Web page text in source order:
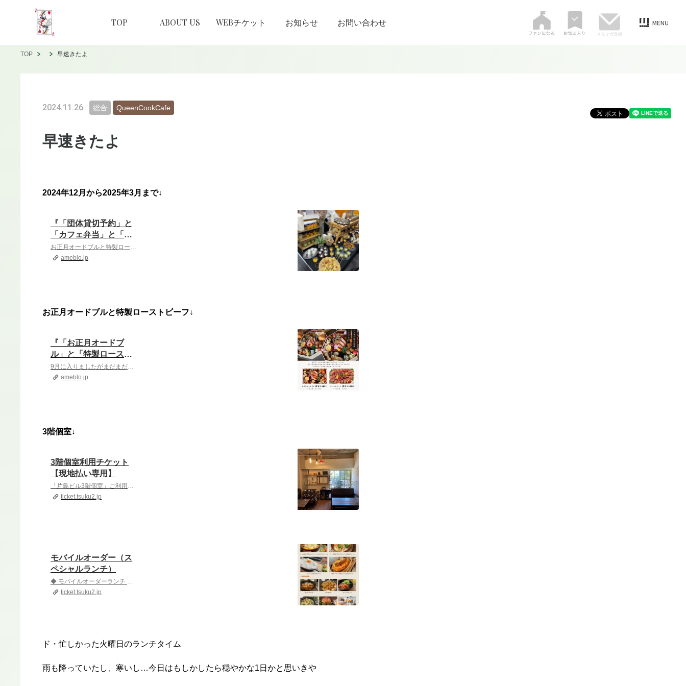
TOP ABOUT US WEBチケット お知らせ お問い合わせ
TOP 早速きたよ
2024.11.26 総合 QueenCookCafe
早速きたよ
2024年12月から2025年3月まで↓
『「団体貸切予約」と
「カフェ弁当」と「出
張ケータリング」』
お正月オードブルと特製ローストビーフ↓『「お正月オードブル」と「特製ローストビーフ」』9月に入りましたがまだまだ暑い日が続きますね。ですが、2024年も残すと…
ameblo.jp
お正月オードブルと特製ローストビーフ↓
『「お正月オードブ
ル」と「特製ロースト
ビーフ」』
9月に入りましたがまだまだ暑い日が続きますね。ですが、2024年も残すところ3ヵ月になりました そして、毎年恒例の「お正月オードブル」と「特製ローストビーフ」…
ameblo.jp
3階個室↓
3階個室利用チケット
【現地払い専用】
「片島ビル3階個室」ご利用チケットです。▶打ち合わせや会議でのご利用可能です▶小さいお子様とご一緒のご利用も可能です
ticket.tsuku2.jp
モバイルオーダー（ス
ペシャルランチ）
◆ モバイルオーダーランチ ◆・下記ページのGoogleフォームから事前にランチのご注文をご記入ください ◆ ご利用可能時間 ◆ランチタイム 11:00〜14:30◆ 注意事項 ◆※ 当日のご注文には対応できない場合がございますのでご来店前にご注文よろしくお願い致します
ticket.tsuku2.jp
ド・忙しかった火曜日のランチタイム
雨も降っていたし、寒いし…今日はもしかしたら穏やかな1日かと思いきや